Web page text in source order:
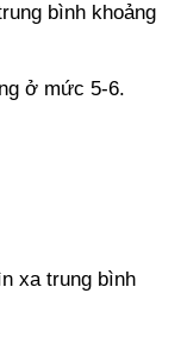
bình khoảng
ở mức 5-6.
xa trung bình